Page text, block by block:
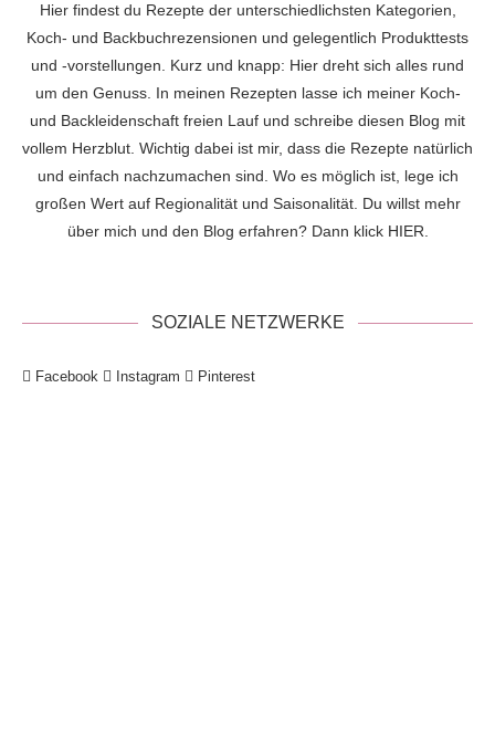
Hier findest du Rezepte der unterschiedlichsten Kategorien,
Koch- und Backbuchrezensionen und gelegentlich Produkttests
und -vorstellungen. Kurz und knapp: Hier dreht sich alles rund
um den Genuss. In meinen Rezepten lasse ich meiner Koch-
und Backleidenschaft freien Lauf und schreibe diesen Blog mit
vollem Herzblut. Wichtig dabei ist mir, dass die Rezepte natürlich
und einfach nachzumachen sind. Wo es möglich ist, lege ich
großen Wert auf Regionalität und Saisonalität. Du willst mehr
über mich und den Blog erfahren? Dann klick HIER
SOZIALE NETZWERKE
Facebook Instagram Pinterest